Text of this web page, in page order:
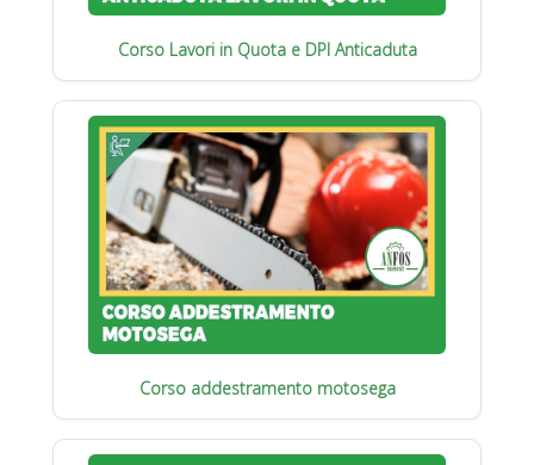
Corso Lavori in Quota e DPI Anticaduta
Corso addestramento motosega